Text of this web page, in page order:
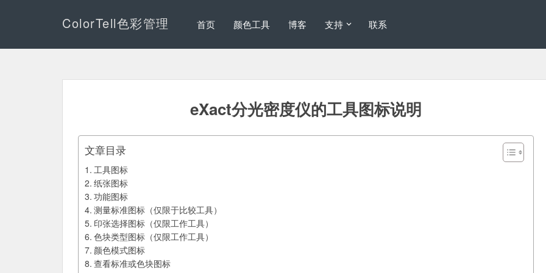
ColorTell色彩管理 首页 颜色工具 博客 支持 联系
eXact分光密度仪的工具图标说明
文章目录
工具图标
纸张图标
功能图标
测量标准图标（仅限于比较工具）
印张选择图标（仅限工作工具）
色块类型图标（仅限工作工具）
颜色模式图标
查看标准或色块图标